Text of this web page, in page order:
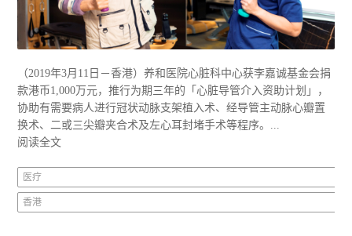
（2019年3月11日－香港）养和医院心脏科中心获李嘉诚基金会捐
款港币1,000万元，推行为期三年的「心脏导管介入资助计划」，
协助有需要病人进行冠状动脉支架植入术、经导管主动脉心瓣置
换术、二或三尖瓣夹合术及左心耳封堵手术等程序。...
阅读全文
医疗
香港